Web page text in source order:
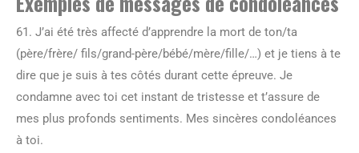
61. J’ai été très affecté d’apprendre la mort de ton/ta
(père/frère/ fils/grand-père/bébé/mère/fille/…) et je tiens à te
dire que je suis à tes côtés durant cette épreuve. Je
condamne avec toi cet instant de tristesse et t’assure de
mes plus profonds sentiments. Mes sincères condoléances
à toi.